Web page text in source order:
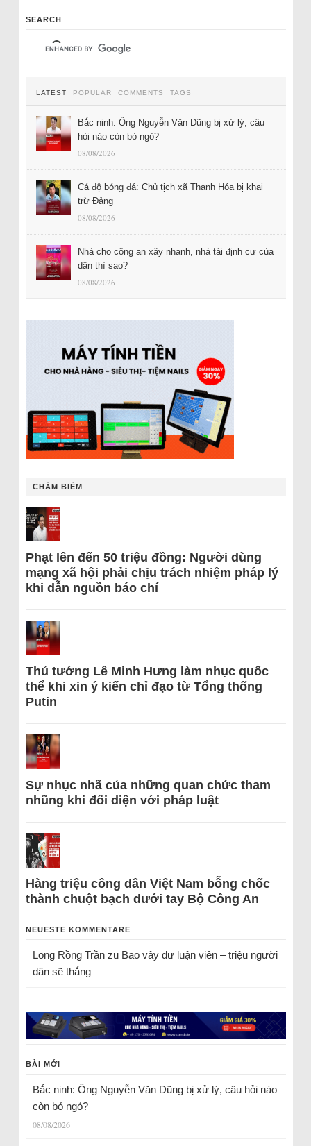
SEARCH
LATEST POPULAR COMMENTS TAGS
Bắc ninh: Ông Nguyễn Văn Dũng bị xử lý, câu
hỏi nào còn bỏ ngỏ?
08/08/2026
Cá độ bóng đá: Chủ tịch xã Thanh Hóa bị khai
trừ Đảng
08/08/2026
Nhà cho công an xây nhanh, nhà tái định cư của
dân thì sao?
08/08/2026
CHÂM BIẾM
Phạt lên đến 50 triệu đồng: Người dùng
mạng xã hội phải chịu trách nhiệm pháp lý
khi dẫn nguồn báo chí
Thủ tướng Lê Minh Hưng làm nhục quốc
thể khi xin ý kiến chỉ đạo từ Tổng thống
Putin
Sự nhục nhã của những quan chức tham
nhũng khi đối diện với pháp luật
Hàng triệu công dân Việt Nam bỗng chốc
thành chuột bạch dưới tay Bộ Công An
NEUESTE KOMMENTARE
Long Rồng Trầnzu Bao vây dư luận viên – triệu người
dân sẽ thắng
BÀI MỚI
Bắc ninh: Ông Nguyễn Văn Dũng bị xử lý, câu hỏi nào
còn bỏ ngỏ?
08/08/2026